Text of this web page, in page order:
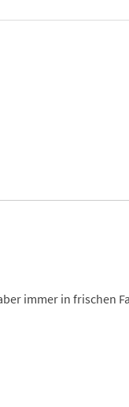
immer in frischen